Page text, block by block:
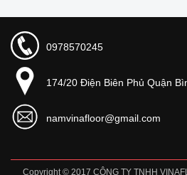
0978570245
174/20 Điện Biên Phủ Quận
namvinafloor@gmail.com
Copyright © 2017 CÔNG TY TNHH